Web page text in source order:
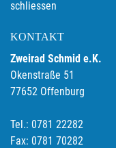
schliessen
KONTAKT
Zweirad Schmid e.K.
Okenstraße 51
77652 Offenburg
Tel.: 0781 22282
Fax: 0781 70282